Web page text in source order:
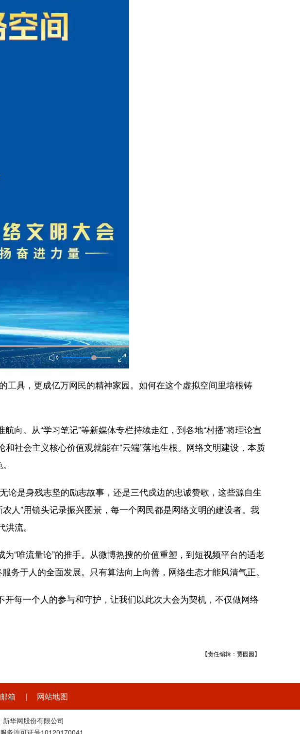
具，更成亿万网民的精神家园。如何在这个虚拟空间里培根铸
向。从“学习笔记”等新媒体专栏持续走红，到各地“村播”将理论宣
社会主义核心价值观就能在“云端”落地生根。网络文明建设，本质
论是身残志坚的励志故事，还是三代戍边的忠诚赞歌，这些源自生
人”用镜头记录振兴图景，每一个网民都是网络文明的建设者。我
流。
“唯流量论”的推手。从微博热搜的价值重塑，到短视频平台的适老
务于人的全面发展。只有算法向上向善，网络生态才能风清气正。
每一个人的参与和守护，让我们以此次大会为契机，不仅做网络
【责任编辑：贾园园】
箱 | 网站地图
华网股份有限公司
务许可证号10120170041